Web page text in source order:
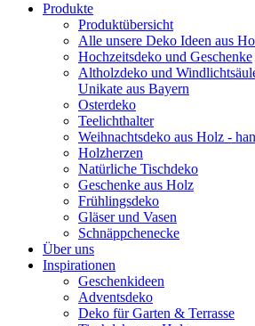
Produkte
Produktübersicht
Alle unsere Deko Ideen aus
Hochzeitsdeko und Geschenke
Altholzdeko und
Unikate aus Bayern
Osterdeko
Teelichthalter
Weihnachts­deko aus Holz -
Holzherzen
Natürliche Tischdeko
Geschenke aus Holz
Frühlingsdeko
Gläser und Vasen
Schnäppchenecke
Über uns
Inspirationen
Geschenkideen
Adventsdeko
Deko für Garten & Terrasse